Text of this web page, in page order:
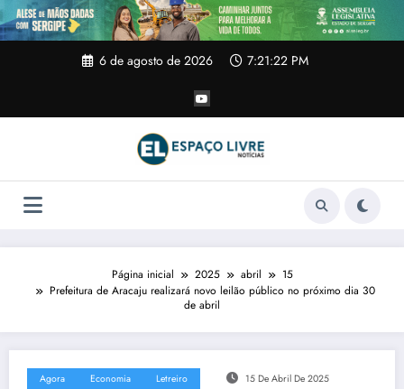
Pular
para
o
6 de agosto de 2026 7:21:23 PM
Página inicial 2025 abril
15
Prefeitura de Aracaju realizará novo leilão público no próximo dia 30
de abril
Agora Economia Letreiro 15 De Abril De 2025